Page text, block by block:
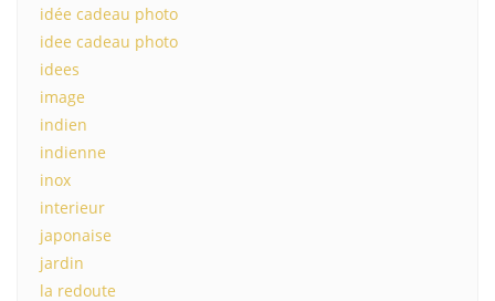
idée cadeau photo
idee cadeau photo
idees
image
indien
indienne
inox
interieur
japonaise
jardin
la redoute